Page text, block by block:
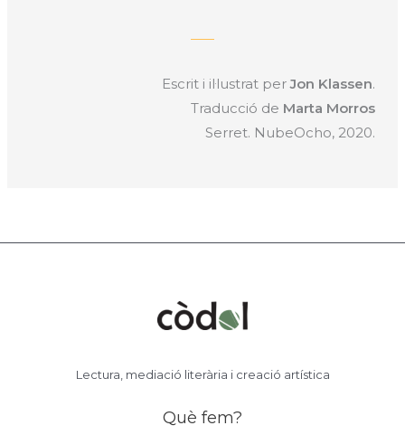
Escrit i il·lustrat perJon Klassen.
Traducció de Marta Morros
Serret. NubeOcho, 2020.
Lectura, mediació literària i creació artística
Què fem?